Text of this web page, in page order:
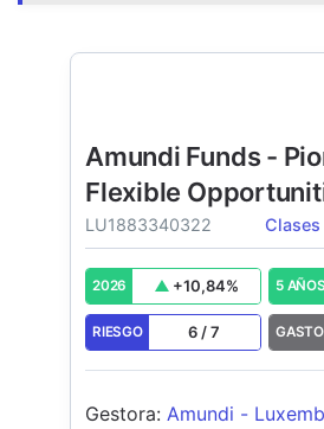
Amundi Funds -
Flexible
LU1883340322
2026 +10,84% 5 AÑOS
RIESGO 6 /7
Gestora: Amundi -